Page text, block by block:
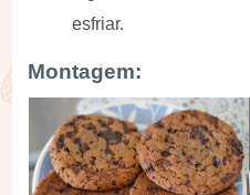
esfriar.
Montagem: